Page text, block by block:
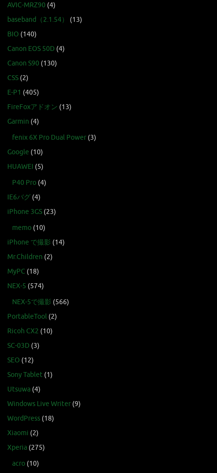
AVIC-MRZ90 (4)
baseband（2.1.54）
(13)
BIO (140)
Canon EOS 50D (4)
Canon S90 (130)
CSS (2)
E-P1 (405)
FireFoxアドオン (13)
Garmin (4)
fenix 6X Pro Dual Power (3)
Google (10)
HUAWEI (5)
P40 Pro (4)
IE6バグ (4)
iPhone 3GS (23)
memo (10)
iPhone で撮影 (14)
Mr.Children (2)
MyPC (18)
NEX-5 (574)
NEX-5で撮影 (566)
PortableTool (2)
Ricoh CX2 (10)
SC-03D (3)
SEO (12)
Sony Tablet (1)
Utsuwa (4)
Windows Live Writer (9)
WordPress (18)
Xiaomi (2)
Xperia (275)
acro (10)